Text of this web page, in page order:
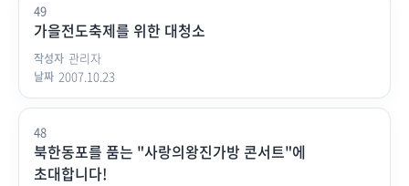
49
가을전도축제를 위한 대청소
관리자
2007.10.23
48
북한동포를 품는 "사랑의왕진가방 콘서트"에
초대합니다!